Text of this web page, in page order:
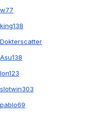
w77
king138
Dokterscatter
Asu138
Ion123
slotwin303
pablo69